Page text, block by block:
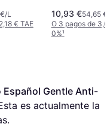
L
€ TAE
10,93 €54,65
O 3 pagos de
0%¹
Gentle Anti-
es actualmente la